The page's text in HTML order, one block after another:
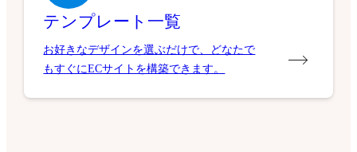
テンプレート一覧
お好きなデザインを選ぶだけで、どなたで
もすぐにECサイトを構築できます。